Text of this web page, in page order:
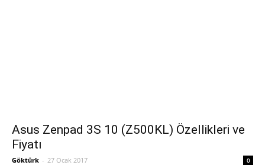
Asus Zenpad 3S 10 (Z500KL) Özellikleri ve
Fiyatı
Göktürk - 27 Ocak 2017 0